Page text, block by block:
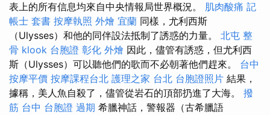
表上的所有信息均來自中央情報局世界概況。 肌肉酸痛 記
帳士 套書 按摩執照 外燴 宜蘭 同樣，尤利西斯
（Ulysses）和他的同伴設法抵制了誘惑的力量。 北屯 整
骨 klook 台胞證 彰化 外燴 因此，儘管有誘惑，但尤利西
斯（Ulysses）可以聽他們的歌而不必朝著他們趕來。 台中
按摩平價 按摩課程台北 護理之家 台北 台胞證照片 結果，
據稱，美人魚自殺了，儘管從岩石的頂部扔進了大海。 撥
筋 台中 台胞證 過期 希臘神話，警報器（古希臘語